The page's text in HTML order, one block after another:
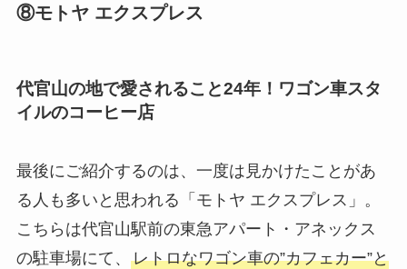
⑧モトヤ エクスプレス
代官山の地で愛されること24年！ワゴン車スタ
イルのコーヒー店
最後にご紹介するのは、一度は見かけたことがあ
る人も多いと思われる「モトヤ エクスプレス」。
こちらは代官山駅前の東急アパート・アネックス
の駐車場にて、 レトロなワゴン車の”カフェカー”と